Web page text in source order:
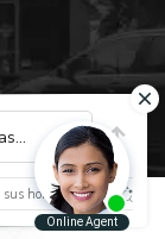
honorarios?